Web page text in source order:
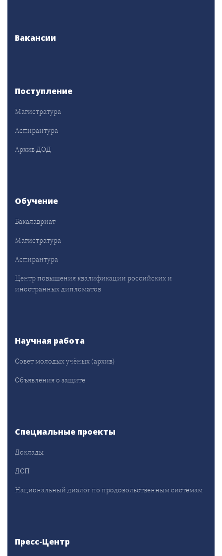
Вакансии
Поступление
Магистратура
Аспирантура
Архив ДОД
Обучение
Бакалавриат
Магистратура
Аспирантура
Центр повышения квалификации российских и
иностранных дипломатов
Научная работа
Совет молодых учёных (архив)
Объявления о защите
Специальные проекты
Доклады
ДСП
Национальный диалог по продовольственным системам
Пресс-Центр